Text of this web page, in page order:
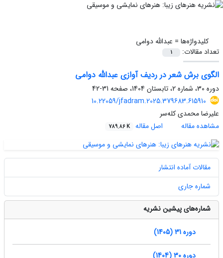
کلیدواژه‌ها = عبدالله دوامی
تعداد مقالات:
1
الگوی برش شعر در ردیف آوازی عبدالله دوامی
دوره 30، شماره 2، تابستان 1404، صفحه
31-42
10.22059/jfadram.2025.379683.615910
علیرضا محمدی کله‌سر
مشاهده مقاله
اصل مقاله 789.86 K
مقالات آماده انتشار
شماره جاری
شماره‌های پیشین نشریه
دوره 31 (1405)
دوره 30 (1404)